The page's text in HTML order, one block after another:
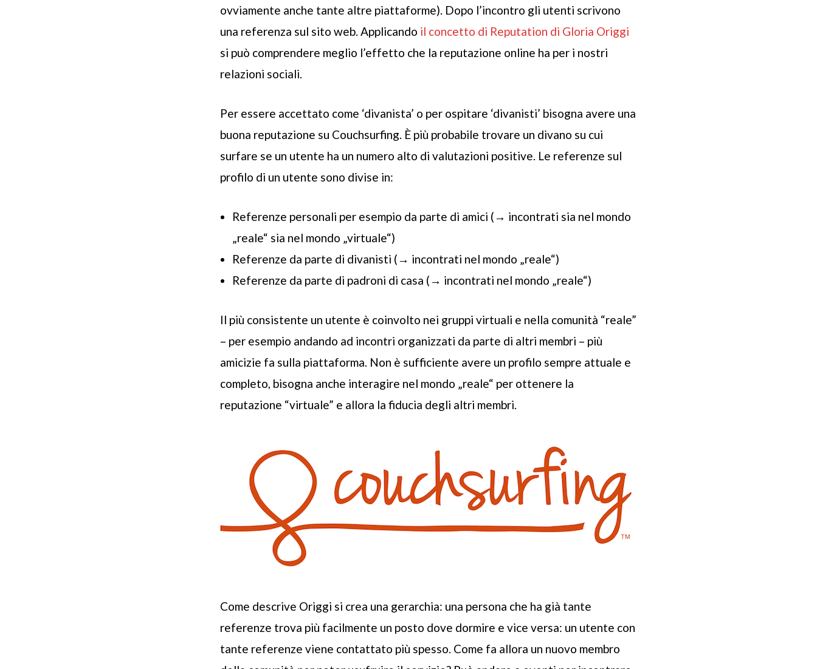
ovviamente anche tante altre piattaforme). Dopo l’incontro gli utenti scrivono
una referenza sul sito web. Applicando il concetto di Reputation di Gloria Origgi
si può comprendere meglio l’effetto che la reputazione online ha per i nostri
relazioni sociali.
Per essere accettato come ‘divanista’ o per ospitare ‘divanisti’ bisogna avere una
buona reputazione su Couchsurfing . È più probabile trovare un divano su cui
surfare se un utente ha un numero alto di valutazioni positive. Le referenze sul
profilo di un utente sono divise in:
Referenze personali per esempio da parte di amici (→ incontrati sia nel mondo
„reale“ sia nel mondo „virtuale“)
Referenze da parte di divanisti (→ incontrati nel mondo „reale“)
Referenze da parte di padroni di casa (→ incontrati nel mondo „reale“)
Il più consistente un utente è coinvolto nei gruppi virtuali e nella comunità “reale”
– per esempio andando ad incontri organizzati da parte di altri membri – più
amicizie fa sulla piattaforma. Non è sufficiente avere un profilo sempre attuale e
completo, bisogna anche interagire nel mondo „reale“ per ottenere la
reputazione “virtuale” e allora la fiducia degli altri membri.
Come descrive Origgi si crea una gerarchia: una persona che ha già tante
referenze trova più facilmente un posto dove dormire e vice versa: un utente con
tante referenze viene contattato più spesso. Come fa allora un nuovo membro